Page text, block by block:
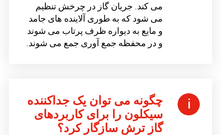
می کند. جریان گاز در چرخش تنظیم
می شود که به طوری آلاینده های جامد
و مایع به دیواره ظرف پرتاب می شوند
و در محفظه جمع آوری جمع می شوند.
چگونه می توان یک جداکننده
سیکلون را برای کاربردهای
گاز ترش سازگار کرد؟